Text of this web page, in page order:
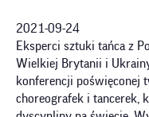
2021-09-24
Eksperci sztuki tańca z
Wielkiej Brytanii i
konferencji poświęconej
choreografek i tancerek,